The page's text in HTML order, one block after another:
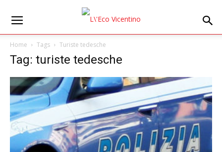
Home Tags Turiste tedesche
Tag: turiste tedesche